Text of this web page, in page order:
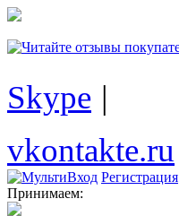
Skype |
vkontakte.ru
Регистрация
Принимаем: